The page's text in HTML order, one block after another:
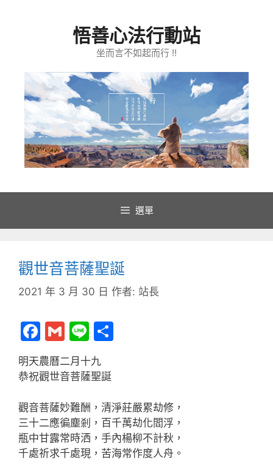
悟善心法行動站
坐而言不如起而行 !!
選單
觀世音菩薩聖誕
2021 年 3 月 30 日 作者: 站長
F
a
c
b
o
o
G
m
ai
Li
n
e
明天農曆二月十九
恭祝觀世音菩薩聖誕
觀音菩薩妙難酬，清淨莊嚴累劫修，
三十二應徧塵剎，百千萬劫化閻浮，
瓶中甘露常時洒，手內楊柳不計秋，
千處祈求千處現，苦海常作度人舟。